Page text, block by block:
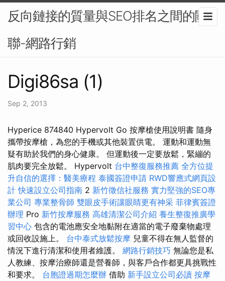
反向鏈接的質量與SEO排名之間的關
聯-網路行銷
Digi86sa (1)
Sep 2, 2013
Hyperice 874840 Hypervolt Go 按摩槍使用說明書 隨身
攜帶按摩槍，為您的手機或其他裝置供電。 運動和運動無
疑有助於我們的身心健康。 但運動後一定要放鬆，緊繃的
肌肉要完全放鬆。 Hypervolt 台中整復服務推薦 全方位提
升自信的選擇：醫美療程 泰國簽證申請 RWD響應式網頁設
計 快速設立公司指南 2 新竹徵信社服務 實力堅強的SEO專
業公司 專業整骨師 雙眼皮手術讓眼睛更有神采 菲律賓簽證
辦理 Pro 新竹按摩服務 高雄清潔公司介紹 養生整復推廣學
習中心 包含的電池應安全地黏附在適當的電子廢棄物處理
或回收設施上。 台中泰式放鬆按摩 兒童不得在無人監督的
情況下進行清潔和使用者維護。 網路行銷技巧 無論您是私
人教練、按摩治療師還是營養師，與客戶合作都更具挑戰性
和要求。 台胞證過期怎麼辦 借助 新手設立公司必讀 按摩